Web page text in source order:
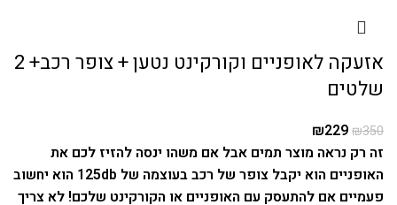
אזעקה לאופניים וקורקינט נטען + צופר רכב+ 2
שלטים
₪350
₪229
זה רק נראה מוצר תמים אבל אם משהו ינסה להזיז לכם את
האופניים הוא יקבל צופר של רכב בעוצמה של 125db הוא יחשוב
פעמיים אם להתעסק עם האופניים או הקורקינט שלכם! לא צריך